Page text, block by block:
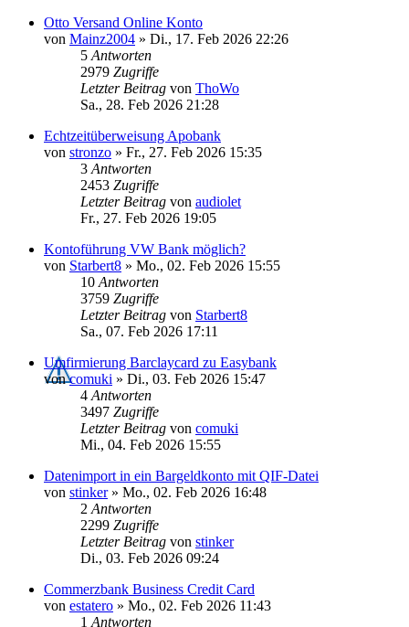
Otto Versand Online Konto
von Mainz2004 » Di., 17. Feb 2026 22:26
5 Antworten
2979 Zugriffe
Letzter Beitrag von ThoWo
Sa., 28. Feb 2026 21:28
Echtzeitüberweisung Apobank
von stronzo » Fr., 27. Feb 2026 15:35
3 Antworten
2453 Zugriffe
Letzter Beitrag von audiolet
Fr., 27. Feb 2026 19:05
Kontoführung VW Bank möglich?
von Starbert8 » Mo., 02. Feb 2026 15:55
10 Antworten
3759 Zugriffe
Letzter Beitrag von Starbert8
Sa., 07. Feb 2026 17:11
Umfirmierung Barclaycard zu Easybank
voncomuki » Di., 03. Feb 2026 15:47
4 Antworten
3497 Zugriffe
Letzter Beitrag von comuki
Mi., 04. Feb 2026 15:55
Datenimport in ein Bargeldkonto mit QIF-Datei
von stinker» Mo., 02. Feb 2026 16:48
2 Antworten
2299 Zugriffe
Letzter Beitrag von stinker
Di., 03. Feb 2026 09:24
Commerzbank Business Credit Card
von estatero » Mo., 02. Feb 2026 11:43
1 Antworten